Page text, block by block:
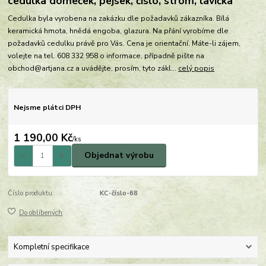
Cedulka byla vyrobena na zakázku dle požadavků zákazníka. Bílá
keramická hmota, hnědá engoba, glazura. Na přání vyrobíme dle
požadavků cedulku právě pro Vás. Cena je orientační. Máte-li zájem,
volejte na tel. 608 332 958 o informace, případně pište na
obchod@artjana.cz a uvádějte, prosím, tyto zákl... celý popis
Nejsme plátci DPH
1 190,00 Kč/ks
Objednat výrobu
Číslo produktu: KC-číslo-68
Do oblíbených
Kompletní specifikace